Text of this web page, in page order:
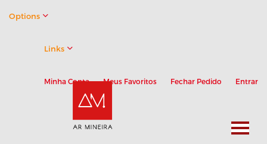
Options
Links
Minha Conta Meus Favoritos Fechar Pedido Entrar